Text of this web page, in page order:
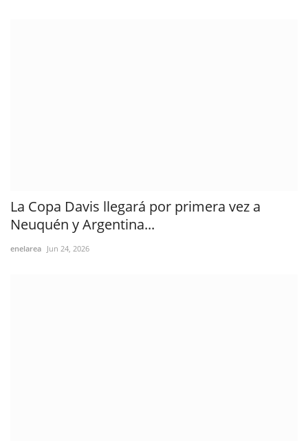
La Copa Davis llegará por primera vez a
Neuquén y Argentina...
enelarea Jun 24, 2026